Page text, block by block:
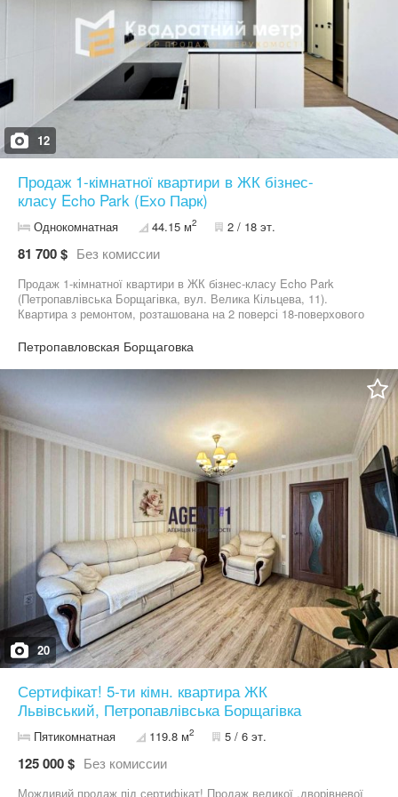
12
Продаж 1-кімнатної квартири в ЖК бізнес-
класу Echo Park (Ехо Парк)
Однокомнатная 44.15 м2 2 / 18 эт.
81 700 $ Без комиссии
Продаж 1-кімнатної квартири в ЖК бізнес-класу Echo Park
(Петропавлівська Борщагівка, вул. Велика Кільцева, 11).
Квартира з ремонтом, розташована на 2 поверсі 18-поверхового
зоною, поруч озеро. До Кільцевої дороги 4 хв пішки (200 м).
Дуже зручна локація: в пішій доступності маршрутки, Ашан та
Епіцентр. ЖК акредитований у Sky Bank — можлива купівля по
програмі ЄОселя (від подачі заявки до угоди близько 10 днів).
Ціна: 1850 $/м² по ЄОселі або 1800 $/м² при звичайній покупці.
Будинок монолітно-каркасний, утеплений мінеральною ватою.
Під будинком є укриття. У кожній секції по 3 ліфти, встановлені
генератори на ліфти, освітлення та комунікації. Комунікації:
централізоване водопостачання та водовідведення,
електроенергія 10 кВт на квартиру, опалення від власної газової
котельні з резервним живленням (котельня на 18 технічному
Петропавловская Борщаговка
20
Сертифікат! 5-ти кімн. квартира ЖК
Львівський, Петропавлівська Борщагівка
Пятикомнатная 119.8 м2 5 / 6 эт.
125 000 $ Без комиссии
Можливий продаж під сертифікат! Продаж великої ,дворівневої